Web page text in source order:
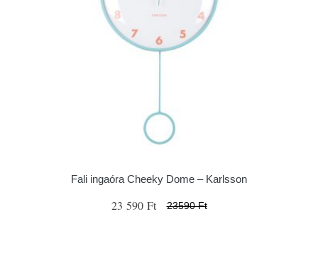
Fali ingaóra Cheeky Dome – Karlsson
23 590 Ft 23590 Ft